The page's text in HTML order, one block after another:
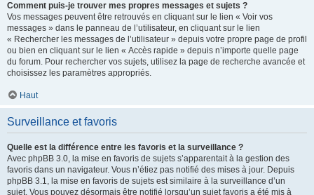
Comment puis-je trouver mes propres messages et sujets ?
Vos messages peuvent être retrouvés en cliquant sur le lien « Voir vos
messages » dans le panneau de l’utilisateur, en cliquant sur le lien
« Rechercher les messages de l’utilisateur » depuis votre propre page de profil
ou bien en cliquant sur le lien « Accès rapide » depuis n’importe quelle page
du forum. Pour rechercher vos sujets, utilisez la page de recherche avancée et
choisissez les paramètres appropriés.
Haut
Surveillance et favoris
Quelle est la différence entre les favoris et la surveillance ?
Avec phpBB 3.0, la mise en favoris de sujets s’apparentait à la gestion des
favoris dans un navigateur. Vous n’étiez pas notifié des mises à jour. Depuis
phpBB 3.1, la mise en favoris de sujets est similaire à la surveillance d’un
sujet. Vous pouvez désormais être notifié lorsqu’un sujet favoris a été mis à